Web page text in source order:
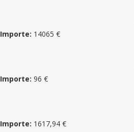
Importe: 14065 €
Importe: 96 €
Importe: 1617,94 €